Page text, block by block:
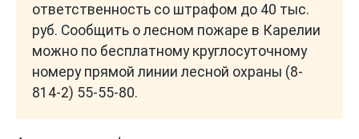
ответственность со штрафом до 40 тыс.
руб. Сообщить о лесном пожаре в Карелии
можно по бесплатному круглосуточному
номеру прямой линии лесной охраны (8-
814-2) 55-55-80.